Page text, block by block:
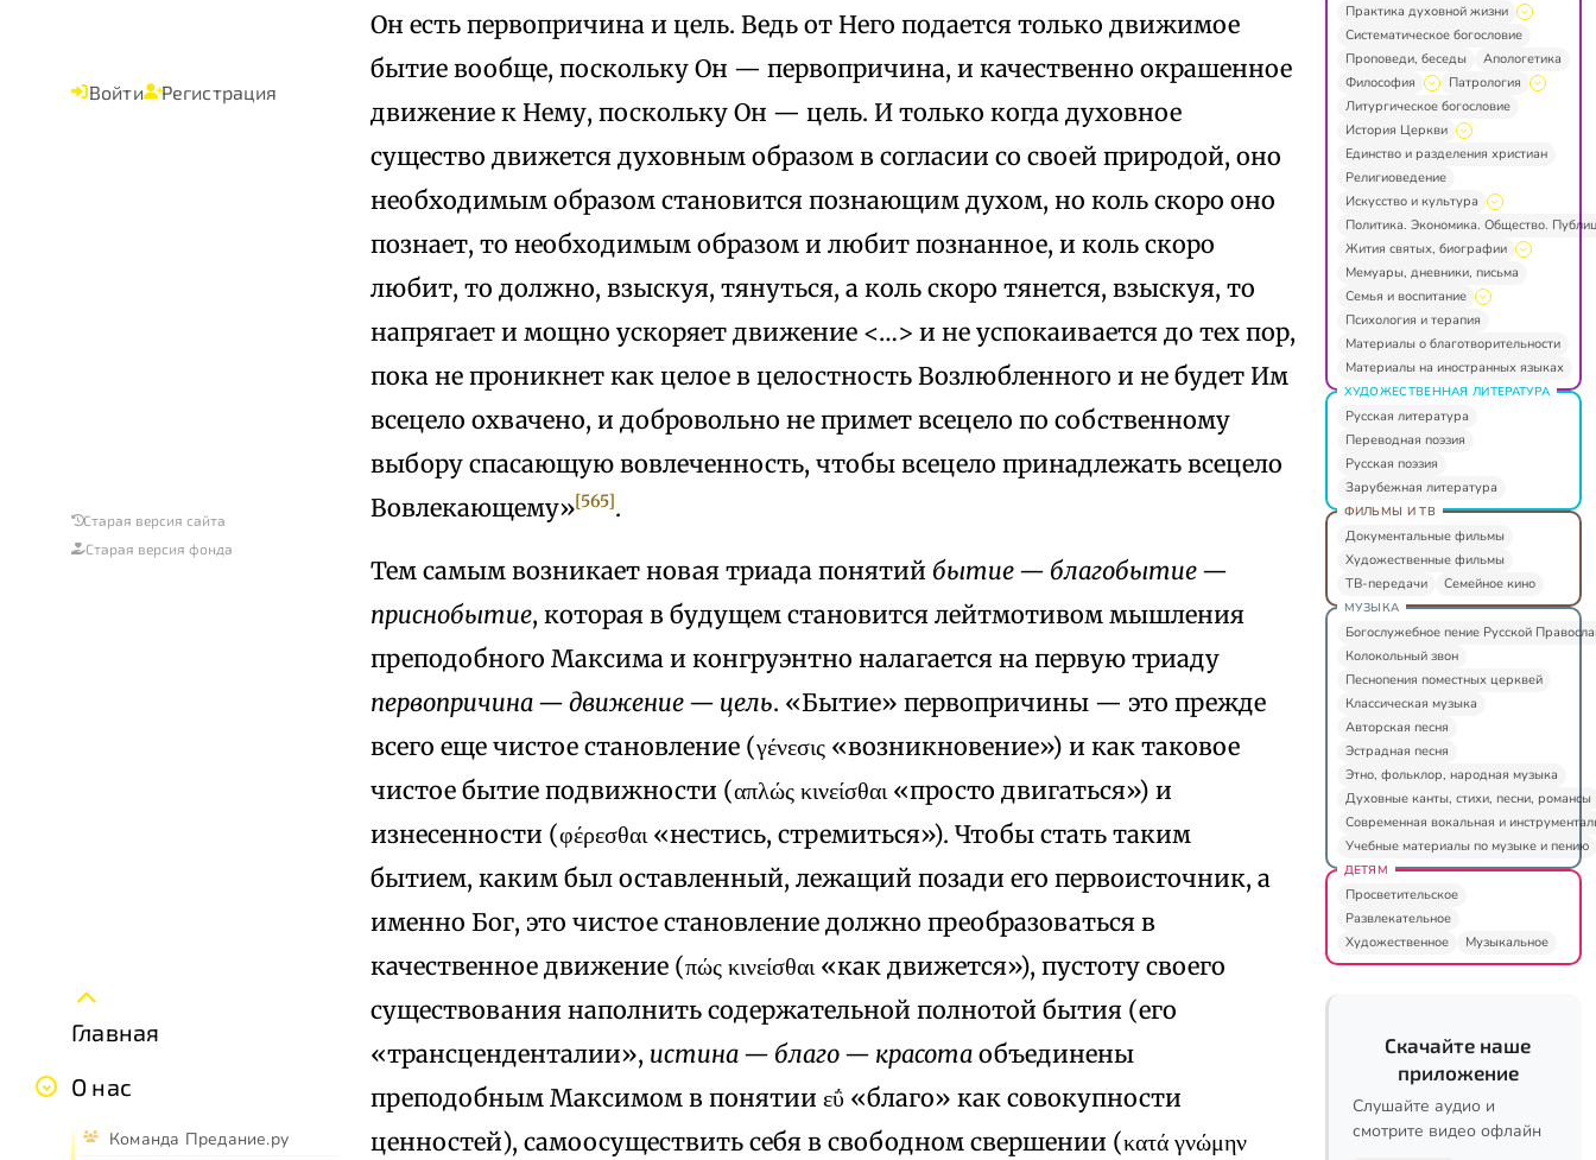
Войти Регистрация
Старая версия сайта
Старая версия фонда
Главная
О нас
Команда Предание.ру
Он есть первопричина и цель. Ведь от Него подается только движимое
бытие вообще, поскольку Он — первопричина, и качественно окрашенное
движение к Нему, поскольку Он — цель. И только когда духовное
существо движется духовным образом в согласии со своей природой, оно
необходимым образом становится познающим духом, но коль скоро оно
познает, то необходимым образом и любит познанное, и коль скоро
любит, то должно, взыскуя, тянуться, а коль скоро тянется, взыскуя, то
напрягает и мощно ускоряет движение <…> и не успокаивается до тех пор,
пока не проникнет как целое в целостность Возлюбленного и не будет Им
всецело охвачено, и добровольно не примет всецело по собственному
выбору спасающую вовлеченность, чтобы всецело принадлежать всецело
Вовлекающему»[565].
Тем самым возникает новая триада понятий бытие — благобытие —
приснобытие, которая в будущем становится лейтмотивом мышления
преподобного Максима и конгруэнтно налагается на первую триаду
первопричина — движение — цель. «Бытие» первопричины — это прежде
всего еще чистое становление (γένεσις «возникновение») и как таковое
чистое бытие подвижности (απλώς κινείσθαι «просто двигаться») и
изнесенности (φέρεσθαι «нестись, стремиться»). Чтобы стать таким
бытием, каким был оставленный, лежащий позади его первоисточник, а
именно Бог, это чистое становление должно преобразоваться в
качественное движение (πώς κινείσθαι «как движется»), пустоту своего
существования наполнить содержательной полнотой бытия (его
«трансценденталии», истина — благо — красота объединены
преподобным Максимом в понятии εΰ «благо» как совокупности
ценностей), самоосуществить себя в свободном свершении (κατά γνώμην
Практика духовной жизни
Систематическое богословие
Проповеди, беседы
Апологетика
Философия
Патрология
Литургическое богословие
История Церкви
Единство и разделения христиан
Религиоведение
Искусство и культура
Политика. Экономика. Общество.
Жития святых, биографии
Мемуары, дневники, письма
Семья и воспитание
Психология и терапия
Материалы о благотворительности
Материалы на иностранных языках
ХУДОЖЕСТВЕННАЯ ЛИТЕРАТУРА
Русская литература
Переводная поэзия
Русская поэзия
Зарубежная литература
ФИЛЬМЫ И ТВ
Документальные фильмы
Художественные фильмы
ТВ-передачи
Семейное кино
МУЗЫКА
Богослужебное пение Русской
Колокольный звон
Песнопения поместных церквей
Классическая музыка
Авторская песня
Эстрадная песня
Этно, фольклор, народная музыка
Духовные канты, стихи, песни, романсы
Современная вокальная и
Учебные материалы по музыке и пению
ДЕТЯМ
Просветительское
Развлекательное
Художественное
Музыкальное
Скачайте наше
приложение
Слушайте аудио и
смотрите видео офлайн